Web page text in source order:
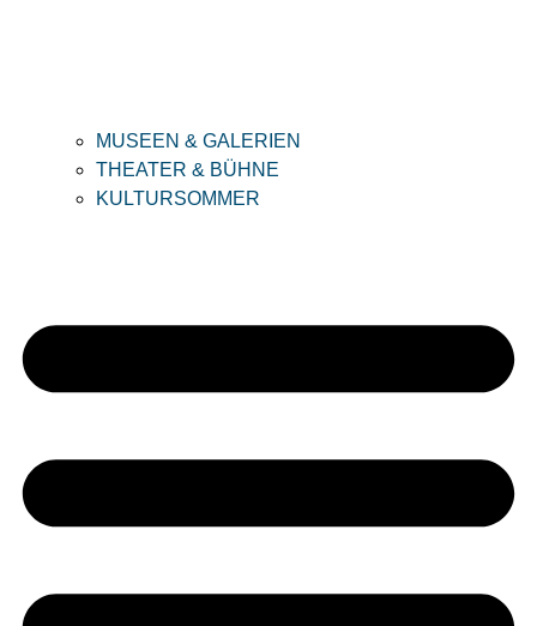
MUSEEN & GALERIEN
THEATER & BÜHNE
KULTURSOMMER